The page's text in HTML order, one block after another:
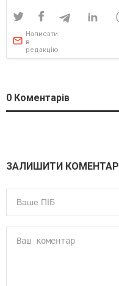
Написати
в
редакцію
0 Коментарів
ЗАЛИШИТИ КОМЕНТАР